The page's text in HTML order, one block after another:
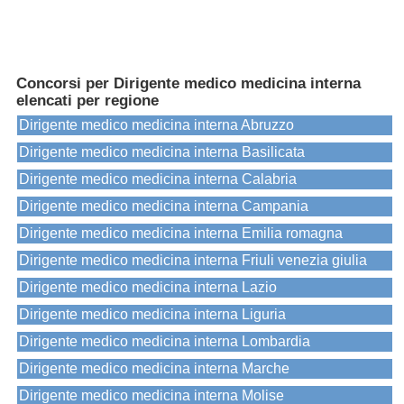
Concorsi per Dirigente medico medicina interna
elencati per regione
Dirigente medico medicina interna Abruzzo
Dirigente medico medicina interna Basilicata
Dirigente medico medicina interna Calabria
Dirigente medico medicina interna Campania
Dirigente medico medicina interna Emilia romagna
Dirigente medico medicina interna Friuli venezia giulia
Dirigente medico medicina interna Lazio
Dirigente medico medicina interna Liguria
Dirigente medico medicina interna Lombardia
Dirigente medico medicina interna Marche
Dirigente medico medicina interna Molise